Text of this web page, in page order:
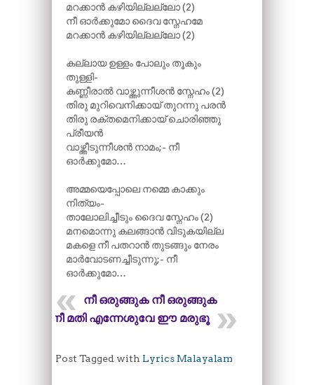
മറക്കാൻ കഴിയില്ലല്ലോ (2)
നീ ഓർക്കുമോ ദൈവ സ്നേഹമേ
മറക്കാൻ കഴിയില്ലല്ലോ (2)
കല്ലായ ഉള്ളം പോലും തൂകും
തുള്ളി-
കണ്ണീരാൽ വാഴ്ത്തുന്നീശൻ സ്നേഹം (2)
തിരു മുറിവെനിക്കായ് തുറന്നു പരൻ
തിരു രക്തമെനിക്കായ് ചൊരിഞ്ഞു
പ്രീയൻ
വാഴ്ത്തീടുന്നീശൻ നാമം;- നീ
ഓർക്കുമോ…
അമ്മയെപ്പോലെ നമ്മെ കാക്കും
നിത്യം-
താലോലിച്ചീടും ദൈവ സ്നേഹം (2)
മനമൊന്നു കലങ്ങാൻ വിടുകയില്ല
മകളെ നീ പതറാൻ തുടങ്ങും നേരം
മാർവോടണച്ചീടുന്നു;- നീ
ഓർക്കുമോ…
നീ ഒരുങ്ങുക നീ ഒരുങ്ങുക
നീ മതി എന്നേശുവേ ഈ മരുഭൂ
Post Tagged with Lyrics Malayalam